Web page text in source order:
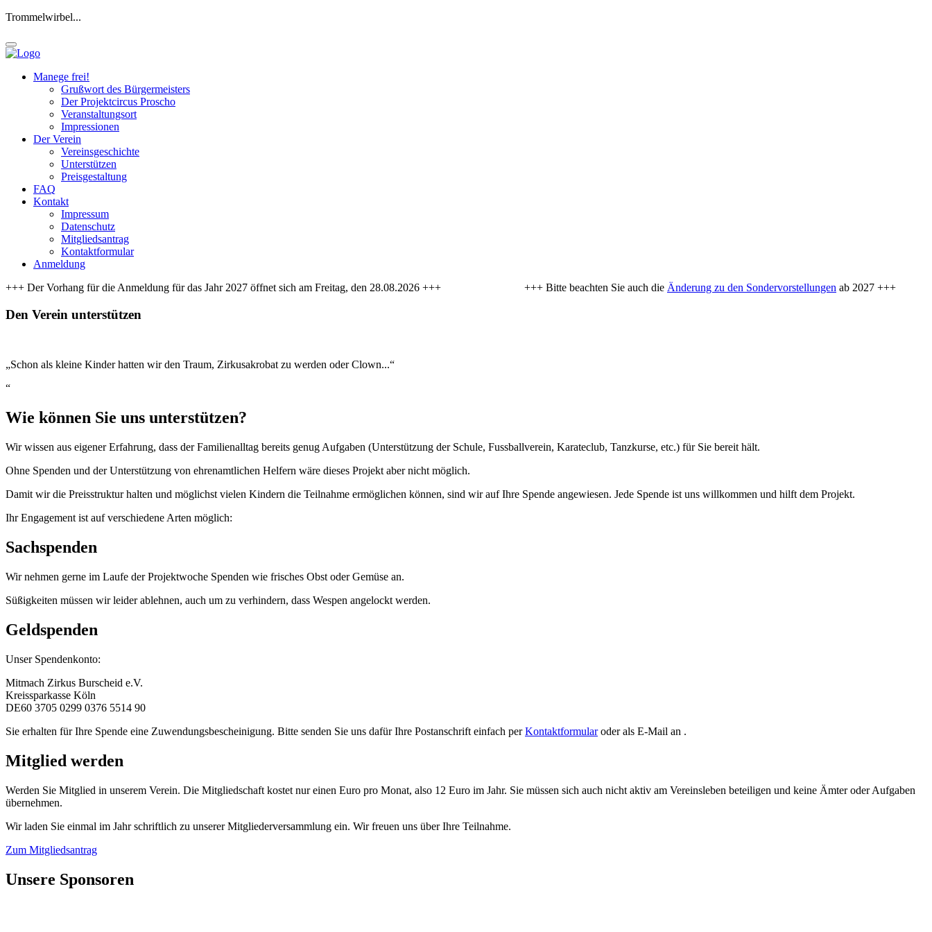
Trommelwirbel...
Manege frei!
Grußwort des Bürgermeisters
Der Projektcircus Proscho
Veranstaltungsort
Impressionen
Der Verein
Vereinsgeschichte
Unterstützen
Preisgestaltung
FAQ
Kontakt
Impressum
Datenschutz
Mitgliedsantrag
Kontaktformular
Anmeldung
+++ Der Vorhang für die Anmeldung für das Jahr 2027 öffnet sich am Freitag, den 28.08.2026 +++ +++ Bitte beachten Sie auch die Änderung zu den Sondervorstellungen ab 2027 +++
Den Verein unterstützen
„Schon als kleine Kinder hatten wir den Traum, Zirkusakrobat zu werden oder Clown...“
“
Wie können Sie uns unterstützen?
Wir wissen aus eigener Erfahrung, dass der Familienalltag bereits genug Aufgaben (Unterstützung der Schule, Fussballverein, Karateclub, Tanzkurse, etc.) für Sie bereit hält.
Ohne Spenden und der Unterstützung von ehrenamtlichen Helfern wäre dieses Projekt aber nicht möglich.
Damit wir die Preisstruktur halten und möglichst vielen Kindern die Teilnahme ermöglichen können, sind wir auf Ihre Spende angewiesen. Jede Spende ist uns willkommen und hilft dem Projekt.
Ihr Engagement ist auf verschiedene Arten möglich:
Sachspenden
Wir nehmen gerne im Laufe der Projektwoche Spenden wie frisches Obst oder Gemüse an.
Süßigkeiten müssen wir leider ablehnen, auch um zu verhindern, dass Wespen angelockt werden.
Geldspenden
Unser Spendenkonto:
Mitmach Zirkus Burscheid e.V.
Kreissparkasse Köln
DE60 3705 0299 0376 5514 90
Sie erhalten für Ihre Spende eine Zuwendungsbescheinigung. Bitte senden Sie uns dafür Ihre Postanschrift einfach perKontaktformularoder als E-Mail an .
Mitglied werden
Werden Sie Mitglied in unserem Verein. Die Mitgliedschaft kostet nur einen Euro pro Monat, also 12 Euro im Jahr. Sie müssen sich auch nicht aktiv am Vereinsleben beteiligen und keine Ämter oder Aufgaben
übernehmen.
Wir laden Sie einmal im Jahr schriftlich zu unserer Mitgliederversammlung ein. Wir freuen uns über Ihre Teilnahme.
Zum Mitgliedsantrag
Unsere Sponsoren